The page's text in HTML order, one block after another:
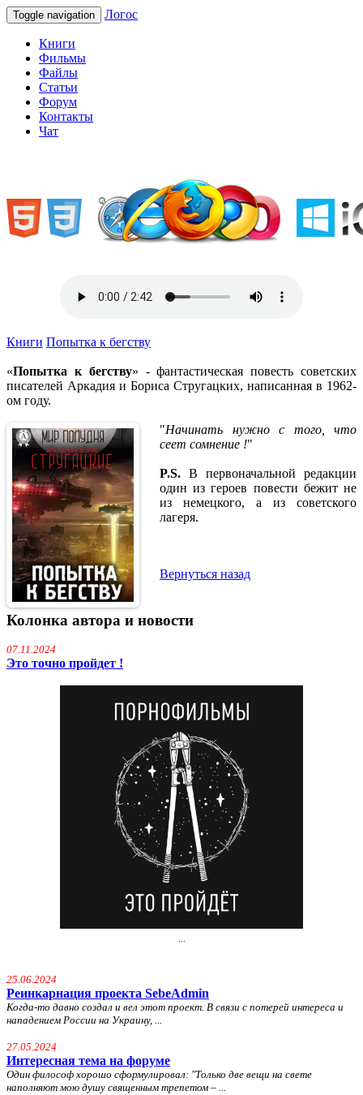
Toggle navigation Логос
Книги
Фильмы
Файлы
Статьи
Форум
Контакты
Чат
Книги Попытка к бегству
«Попытка к бегству» - фантастическая повесть советских
писателей Аркадия и Бориса Стругацких, написанная в 1962-
ом году.
"Начинать нужно с того, что
сеет сомнение !"
P.S. В первоначальной редакции
один из героев повести бежит не
из немецкого, а из советского
лагеря.
Вернуться назад
Колонка автора и новости
07.11.2024
Это точно пройдет !
...
25.06.2024
Реинкарнация проекта SebeAdmin
Когда-то давно создал и вел этот проект. В связи с потерей интереса и
нападением России на Украину, ...
27.05.2024
Интересная тема на форуме
Один философ хорошо сформулировал: "Только две вещи на свете
наполняют мою душу священным трепетом – ...